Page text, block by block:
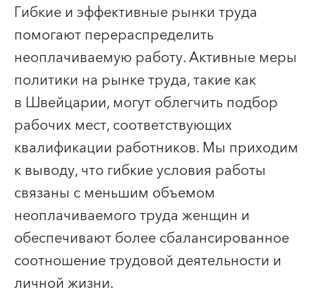
Гибкие и эффективные рынки труда
помогают перераспределить
неоплачиваемую работу. Активные меры
политики на рынке труда, такие как
в Швейцарии, могут облегчить подбор
рабочих мест, соответствующих
квалификации работников. Мы приходим
к выводу, что гибкие условия работы
связаны с меньшим объемом
неоплачиваемого труда женщин и
обеспечивают более сбалансированное
соотношение трудовой деятельности и
личной жизни.